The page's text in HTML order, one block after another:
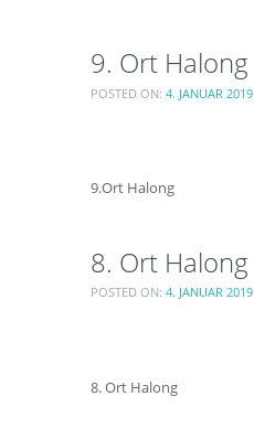
9. Ort Halong
POSTED ON: 4. JANUAR 2019
9.Ort Halong
8. Ort Halong
POSTED ON: 4. JANUAR 2019
8. Ort Halong